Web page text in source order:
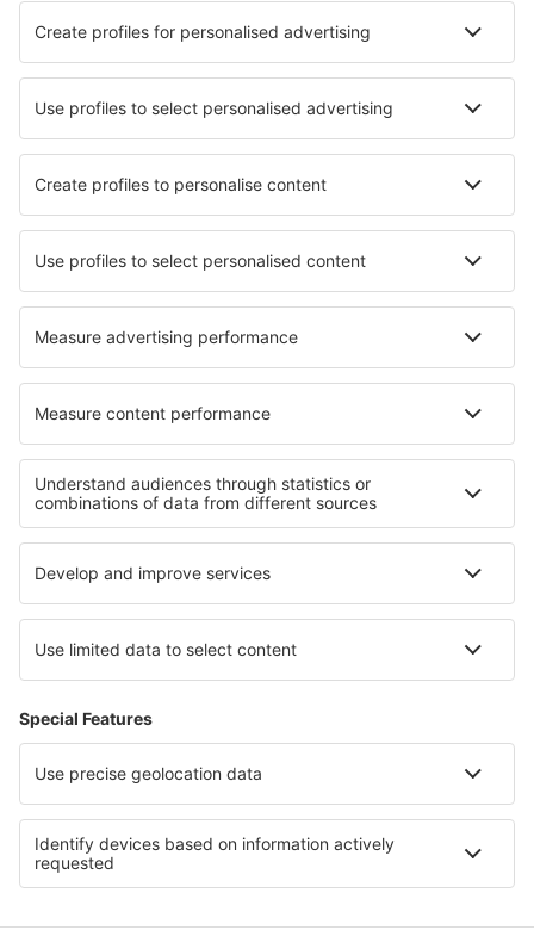
Află mai multe
Aplicație mobilă
Companii aeriene
Wizz Air
FlyOne
Air Moldova
HiSky
Blue Air
Ryanair
Despre eSky
Termeni şi condiţii
Rezervările mele
Politica de confidențialitate
Asistenţă şi contact
Țări
Siteuri internaționale
eSky.eu eSky.com eDestinos.com